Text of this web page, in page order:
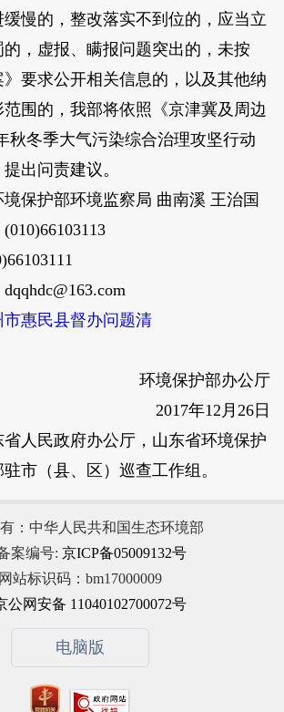
慢的，整改落实不到位的，应当立
，虚报、瞒报问题突出的，未按
》要求公开相关信息的，以及其他纳
围的，我部将依照《京津冀及周边
秋冬季大气污染综合治理攻坚行动
出问责建议。
护部环境监察局 曲南溪 王治国
dqqhdc@163.com
市惠民县督办问题清
环境保护部办公厅
2017年12月26日
民政府办公厅，山东省环境保护
驻市（县、区）巡查工作组。
：中华人民共和国生态环境部
案编号: 京ICP备05009132号
网站标识码：bm17000009
公网安备 11040102700072号
电脑版